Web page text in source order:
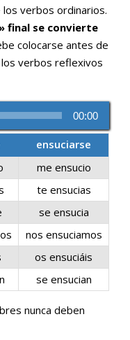
los verbos ordinarios.
final se convierte
colocarse antes de
verbos reflexivos
00:00
ensuciarse
me ensucio
te ensucias
se ensucia
nos ensuciamos
os ensuciáis
se ensucian
nunca deben